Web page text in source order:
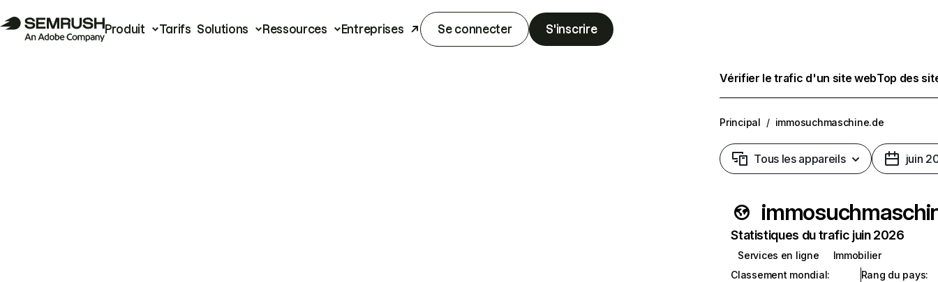
Produit Tarifs Solutions Ressources Entreprises Se connecter S'inscrire
Vérifier le trafic d'un site webTop des
Principal / immosuchmaschine.de
Tous les appareils juin
Statistiques du trafic juin 2026
Services en ligne
Immobilier
Classement mondial:
Rang du pays: